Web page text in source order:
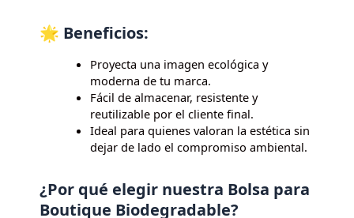
🌟 Beneficios:
Proyecta una imagen ecológica y
moderna de tu marca.
Fácil de almacenar, resistente y
reutilizable por el cliente final.
Ideal para quienes valoran la estética sin
dejar de lado el compromiso ambiental.
¿Por qué elegir nuestra Bolsa para
Boutique Biodegradable?